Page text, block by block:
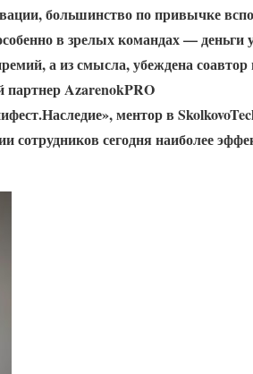
большинство по привычке
в зрелых командах — деньги
а из смысла, убеждена
AzarenokPRO
, ментор в
сотрудников сегодня наиболее